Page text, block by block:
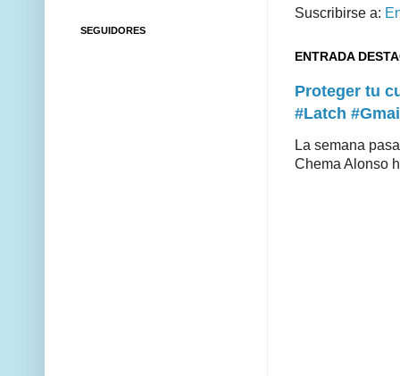
Suscribirse a:
ENTRADA
Proteger tu
#Latch
La semana
Chema Alonso
SEGUIDORES